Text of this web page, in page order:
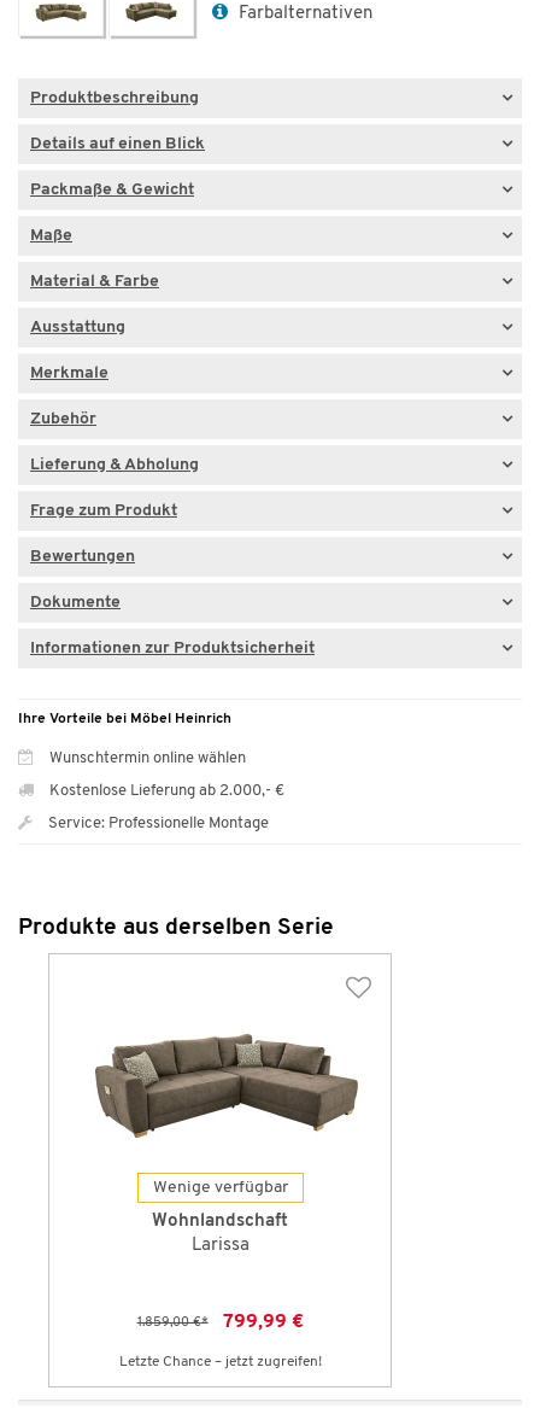
Farbalternativen
Produktbeschreibung
Details auf einen Blick
Packmaße & Gewicht
Maße
Material & Farbe
Ausstattung
Merkmale
Zubehör
Lieferung & Abholung
Frage zum Produkt
Bewertungen
Dokumente
Informationen zur Produktsicherheit
Ihre Vorteile bei Möbel Heinrich
Wunschtermin online wählen
Kostenlose Lieferung ab 2.000,- €
Service: Professionelle Montage
Produkte aus derselben Serie
Wenige verfügbar
Wohnlandschaft
Larissa
1.859,00 €* 799,99 €
Letzte Chance – jetzt zugreifen!